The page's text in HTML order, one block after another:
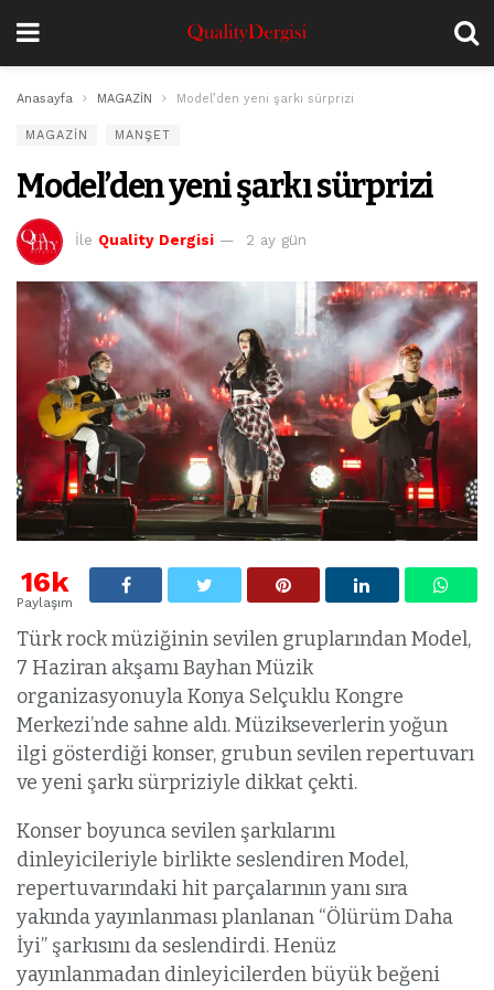
Anasayfa MAGAZİN Model’den yeni şarkı sürprizi
MAGAZİN MANŞET
Model’den yeni şarkı sürprizi
İle Quality Dergisi 2 ay gün
16k
Paylaşım
Türk rock müziğinin sevilen gruplarından Model,
7 Haziran akşamı Bayhan Müzik
organizasyonuyla Konya Selçuklu Kongre
Merkezi’nde sahne aldı. Müzikseverlerin yoğun
ilgi gösterdiği konser, grubun sevilen repertuvarı
ve yeni şarkı sürpriziyle dikkat çekti.
Konser boyunca sevilen şarkılarını
dinleyicileriyle birlikte seslendiren Model,
repertuvarındaki hit parçalarının yanı sıra
yakında yayınlanması planlanan “Ölürüm Daha
İyi” şarkısını da seslendirdi. Henüz
yayınlanmadan dinleyicilerden büyük beğeni